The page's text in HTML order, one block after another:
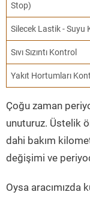
Stop)
Silecek Lastik - Suyu
Sıvı Sızıntı Kontrol
Yakıt Hortumları
Çoğu zaman
unuturuz. Üstelik
dahi bakım
değişimi ve
Oysa aracımızda